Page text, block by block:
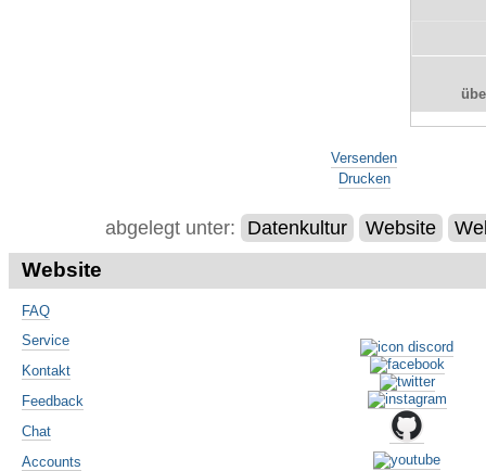
Versenden
Drucken
abgelegt unter: Datenkultur Website
Website
FAQ
Service
Kontakt
Feedback
Chat
Accounts